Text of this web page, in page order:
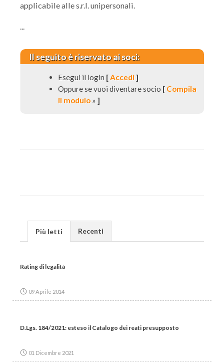
applicabile alle s.r.l. unipersonali.
...
Il seguito è riservato ai soci:
Esegui il login [Accedi]
Oppure se vuoi diventare socio [ Compila
il modulo » ]
Più letti Recenti
Rating di legalità
09 Aprile 2014
D.Lgs. 184/2021: esteso il Catalogo dei reati presupposto
01 Dicembre 2021